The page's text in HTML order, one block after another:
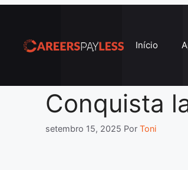
conteúdo
Início
Conquista
setembro 15, 2025 Por Toni